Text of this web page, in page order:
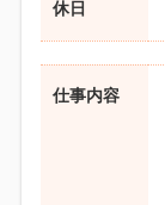
休日
仕事内容